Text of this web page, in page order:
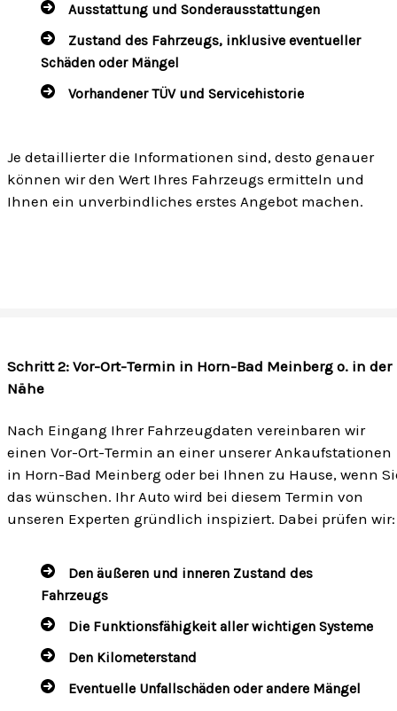
Ausstattung und Sonderausstattungen
Zustand des Fahrzeugs, inklusive eventueller
Schäden oder Mängel
Vorhandener TÜV und Servicehistorie
Je detaillierter die Informationen sind, desto genauer
können wir den Wert Ihres Fahrzeugs ermitteln und
Ihnen ein unverbindliches erstes Angebot machen.
Schritt 2: Vor-Ort-Termin in Horn-Bad Meinberg o. in der
Nähe
Nach Eingang Ihrer Fahrzeugdaten vereinbaren wir
einen Vor-Ort-Termin an einer unserer Ankaufstationen
in Horn-Bad Meinberg oder bei Ihnen zu Hause, wenn
das wünschen. Ihr Auto wird bei diesem Termin von
unseren Experten gründlich inspiziert. Dabei prüfen wir:
Den äußeren und inneren Zustand des
Fahrzeugs
Die Funktionsfähigkeit aller wichtigen Systeme
Den Kilometerstand
Eventuelle Unfallschäden oder andere Mängel